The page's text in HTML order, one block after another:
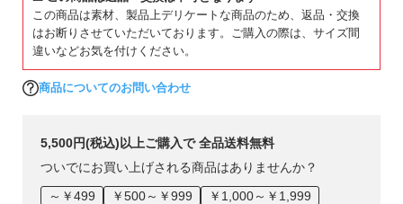
この商品は素材、製品上デリケートな商品のため、返品・交換
はお断りさせていただいております。ご購入の際は、サイズ間
違いなどお気を付けください。
商品についてのお問い合わせ
5,500円(税込)以上ご購入で 全品送料無料
ついでにお買い上げされる商品はありませんか？
～￥499
￥500～￥999
￥1,000～￥1,999